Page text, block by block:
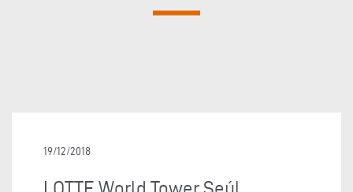
19/12/2018